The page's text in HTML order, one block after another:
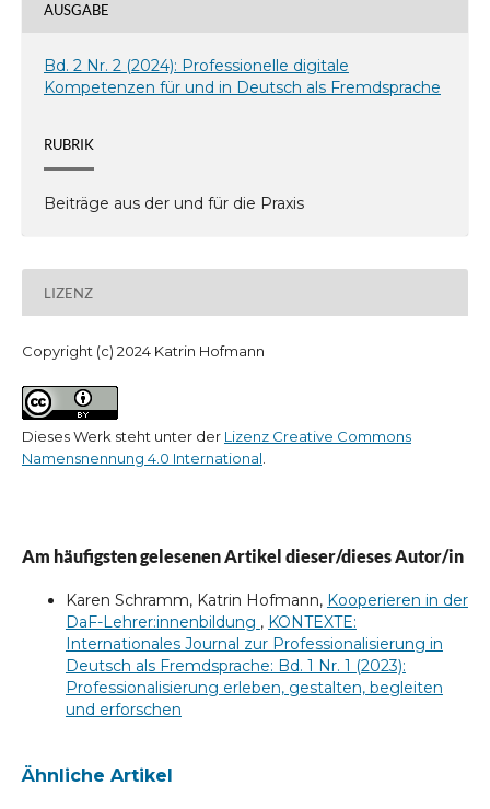
AUSGABE
Bd. 2 Nr. 2 (2024): Professionelle digitale
Kompetenzen für und in Deutsch als Fremdsprache
RUBRIK
Beiträge aus der und für die Praxis
LIZENZ
Copyright (c) 2024 Katrin Hofmann
Dieses Werk steht unter der Lizenz Creative Commons
Namensnennung 4.0 International.
Am häufigsten gelesenen Artikel dieser/dieses Autor/in
Karen Schramm, Katrin Hofmann, Kooperieren in der
DaF-Lehrer:innenbildung , KONTEXTE:
Internationales Journal zur Professionalisierung in
Deutsch als Fremdsprache: Bd. 1 Nr. 1 (2023):
Professionalisierung erleben, gestalten, begleiten
und erforschen
Ähnliche Artikel